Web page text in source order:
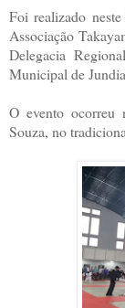
Foi realizado
Associação
Delegacia
Municipal de
O evento ocorreu
Souza, no